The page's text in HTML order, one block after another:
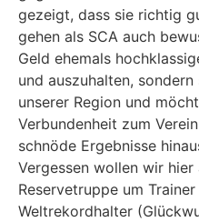
gezeigt, dass sie richtig
gehen als SCA auch
Geld ehemals
und auszuhalten,
unserer Region und
Verbundenheit zum
schnöde Ergebnisse
Vergessen wollen wir
Reservetruppe um
Weltrekordhalter